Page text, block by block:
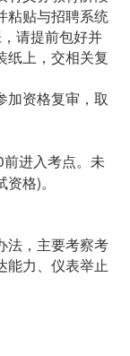
粘贴与招聘系统
请提前包好并
纸上，交相关复
资格复审，取
进入考点。未
格)。
法，主要考察考
能力、仪表举止